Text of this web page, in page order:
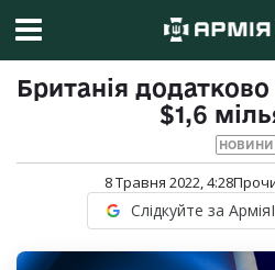
Британія додатково
$1,6
НОВИНИ
8 Травня 2022, 4:28
Слідкуйте за